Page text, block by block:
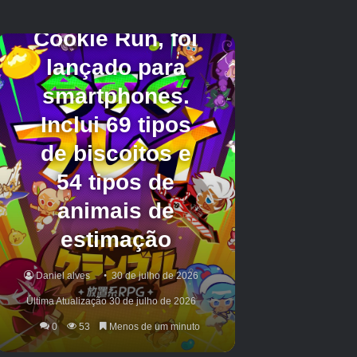
Como faço para usar a Lança?
Esta arma pode ser equipada e usada como
qualquer outra arma. O que ajuda esta arma a
se destacar?
Alcance de ataque: